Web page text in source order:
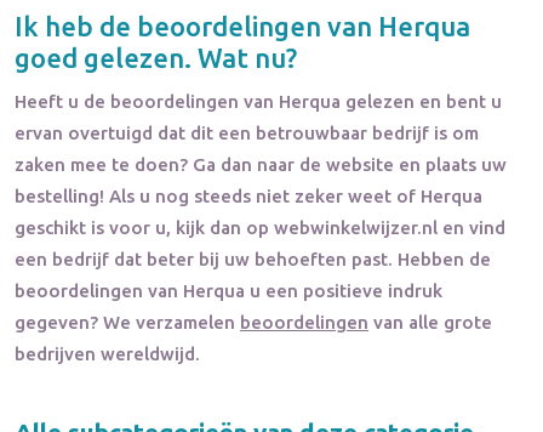
Ik heb de beoordelingen van Herqua
goed gelezen. Wat nu?
Heeft u de beoordelingen van Herqua gelezen en bent u
ervan overtuigd dat dit een betrouwbaar bedrijf is om
zaken mee te doen? Ga dan naar de website en plaats uw
bestelling! Als u nog steeds niet zeker weet of Herqua
geschikt is voor u, kijk dan op webwinkelwijzer.nl en vind
een bedrijf dat beter bij uw behoeften past. Hebben de
beoordelingen van Herqua u een positieve indruk
gegeven? We verzamelen beoordelingen van alle grote
bedrijven wereldwijd.